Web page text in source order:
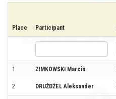
Place Participant
1 ZIMKOWSKI Marcin
2 DRUŻDŻEL Aleksander